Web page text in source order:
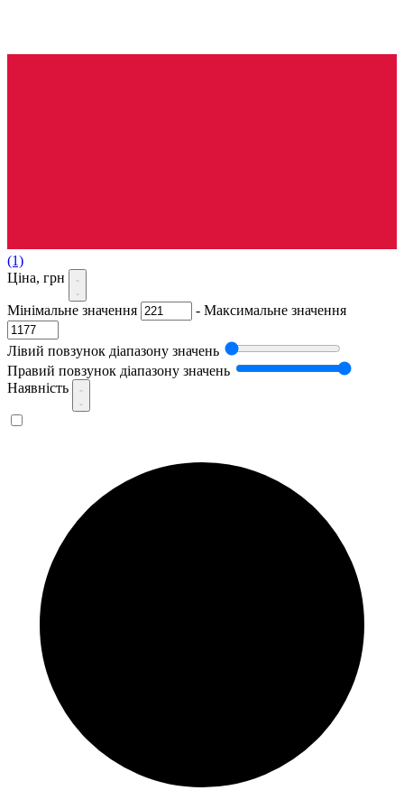
(1)
Ціна, грн
Мінімальне значення - Максимальне значення
Лівий повзунок діапазону значень
Правий повзунок діапазону значень
Наявність